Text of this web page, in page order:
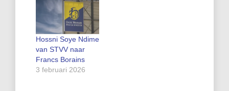
Hossni Soye Ndime
van STVV naar
Francs Borains
3 februari 2026